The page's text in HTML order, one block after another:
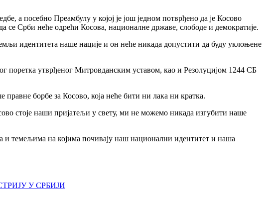
а посебно Преамбулу у којој је још једном потврђено да је Косово
се Срби неће одрећи Косова, националне државе, слободе и демократије.
идентитета наше нације и он неће никада допустити да буду уклоњене
поретка утврђеног Митровданским уставом, као и Резолуцијом 1244 СБ
борбе за Косово, која неће бити ни лака ни кратка.
стоје наши пријатељи у свету, ми не можемо никада изгубити наше
и темељима на којима почивају наш национални идентитет и наша
У СРБИЈИ